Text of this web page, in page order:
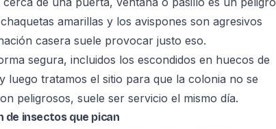
amarillas y los avispones son agresivos
casera suele provocar justo eso.
segura, incluidos los escondidos en huecos de
luego tratamos el sitio para que la colonia no se
peligrosos, suele ser servicio el mismo día.
de insectos que pican